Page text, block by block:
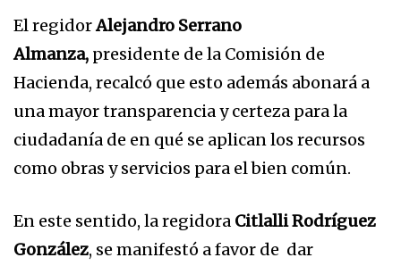
El regidorAlejandro Serrano
Almanza, presidente de la Comisión de
Hacienda, recalcó que esto además abonará a
una mayor transparencia y certeza para la
ciudadanía de en qué se aplican los recursos
como obras y servicios para el bien común.
En este sentido, la regidora Citlalli Rodríguez
González, se manifestó a favor de dar